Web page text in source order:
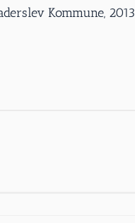
Kommune, 2013